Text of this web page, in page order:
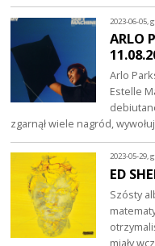
2023-06-05,
ARLO
Arlo
Estelle
zgarnął wiele nagród,
2023-05-29,
ED
Szósty
miały